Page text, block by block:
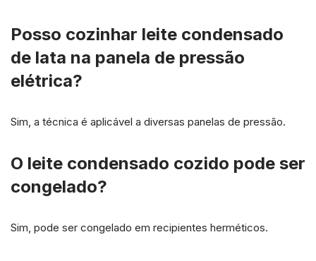
Posso cozinhar leite condensado
de lata na panela de pressão
elétrica?
Sim, a técnica é aplicável a diversas panelas de pressão.
O leite condensado cozido pode ser
congelado?
Sim, pode ser congelado em recipientes herméticos.